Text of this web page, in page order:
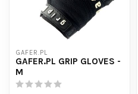
GAFER.PL
GAFER.PL GRIP GLOVES -
M